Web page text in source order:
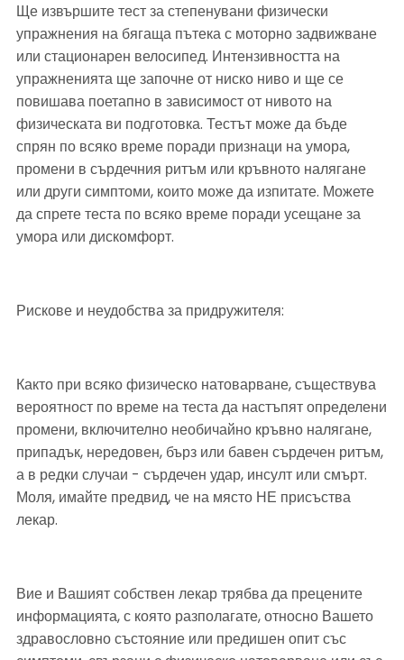
Ще извършите тест за степенувани физически
упражнения на бягаща пътека с моторно задвижване
или стационарен велосипед. Интензивността на
упражненията ще започне от ниско ниво и ще се
повишава поетапно в зависимост от нивото на
физическата ви подготовка. Тестът може да бъде
спрян по всяко време поради признаци на умора,
промени в сърдечния ритъм или кръвното налягане
или други симптоми, които може да изпитате. Можете
да спрете теста по всяко време поради усещане за
умора или дискомфорт.
Рискове и неудобства за придружителя:
Както при всяко физическо натоварване, съществува
вероятност по време на теста да настъпят определени
промени, включително необичайно кръвно налягане,
припадък, нередовен, бърз или бавен сърдечен ритъм,
а в редки случаи - сърдечен удар, инсулт или смърт.
Моля, имайте предвид, че на място НЕ присъства
лекар.
Вие и Вашият собствен лекар трябва да прецените
информацията, с която разполагате, относно Вашето
здравословно състояние или предишен опит със